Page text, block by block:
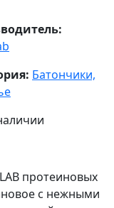
Батончики,
протеиновых
с нежными